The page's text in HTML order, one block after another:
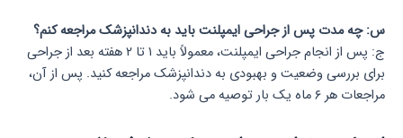
س: چه مدت پس از جراحی ایمپلنت باید به دندانپزشک مراجعه کنم؟
ج: پس از انجام جراحی ایمپلنت، معمولاً باید ۱ تا ۲ هفته بعد از جراحی
برای بررسی وضعیت و بهبودی به دندانپزشک مراجعه کنید. پس از آن،
مراجعات هر ۶ ماه یک بار توصیه می شود.